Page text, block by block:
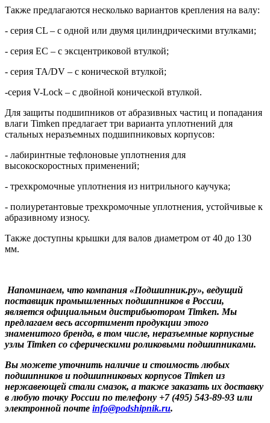
Также предлагаются несколько вариантов крепления на валу:
- серия CL – c одной или двумя цилиндрическими втулками;
- серия EC – с эксцентриковой втулкой;
- серия TA/DV – с конической втулкой;
-серия V-Lock – с двойной конической втулкой.
Для защиты подшипников от абразивных частиц и попадания
влаги Timken предлагает три варианта уплотнений для
стальных неразъемных подшипниковых корпусов:
- лабиринтные тефлоновые уплотнения для
высокоскоростных применений;
- трехкромочные уплотнения из нитрильного каучука;
- полиуретантовые трехкромочные уплотнения, устойчивые к
абразивному износу.
Также доступны крышки для валов диаметром от 40 до 130
мм.
Напоминаем, что компания «Подшипник.ру», ведущий
поставщик промышленных подшипников в России,
является официальным дистрибьютором Timken. Мы
предлагаем весь ассортимент продукции этого
знаменитого бренда, в том числе, неразъемные корпусные
узлы Timken со сферическими роликовыми подшипниками.
Вы можете уточнить наличие и стоимость любых
подшипников и подшипниковых корпусов Timken из
нержавеющей стали смазок, а также заказать их доставку
в любую точку России по телефону +7 (495) 543-89-93 или
электронной почте info@podshipnik.ru.